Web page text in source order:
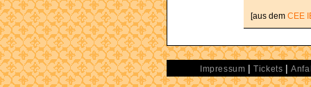
[aus dem CEE
Impressum | Tickets |